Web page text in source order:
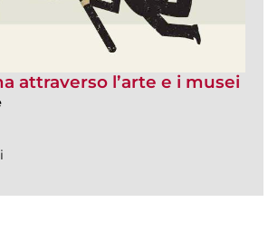
attraverso l’arte e i musei